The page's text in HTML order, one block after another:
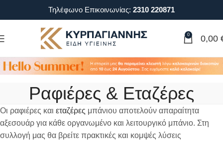
Τηλέφωνο Επικοινωνίας: 2310 220871
0 0,00
Ραφιέρες & Εταζέρες
Οι ραφιέρες και εταζέρες μπάνιου αποτελούν απαραίτητα
αξεσουάρ για κάθε οργανωμένο και λειτουργικό μπάνιο. Στη
συλλογή μας θα βρείτε πρακτικές και κομψές λύσεις